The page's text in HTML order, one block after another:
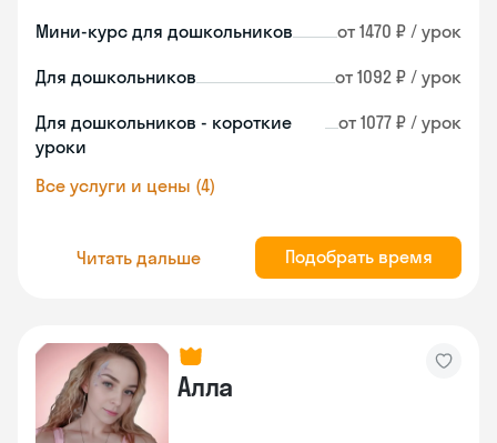
Мини-курс для дошкольников от 1470 ₽ / урок
Для дошкольников от 1092 ₽ / урок
Для дошкольников - короткие
уроки
от 1077 ₽ / урок
Все услуги и цены (4)
Читать дальше Подобрать время
Алла